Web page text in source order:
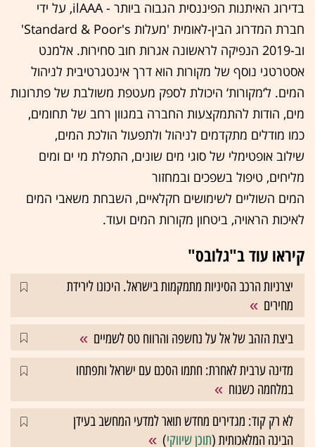
בדירוג האיתנות הפיננסית הגבוה ביותר - ilAAA, על ידי
חברת המדרוג הבין-לאומית 'מעלות Standard & Poor's'
וב-2019 הנפיקה לראשונה אגרות חוב סחירות. אלמנט
אסטרטגי נוסף של מקורות הוא דרך אינטגרטיבית לניהול
המים. ל‘מקורות‘ היכולת לספק מעטפת משולבת של פתרונות
מים, הודות להתמקצעות החברה במגוון רחב של תחומים,
כמו מודלים מתקדמים לניהול ולתפעול הולכת המים,
שילוב אופטימלי של סוגי מים שונים, התפלת מי ים ומים
מליחים, טיפול בשפכים ובמחזור
המים השוליים לשימושים חקלאיים, השבחת משאבי המים
לאיכות הראויה, ביטחון מקורות המים ועוד.
קיראו עוד ב"גלובס"
יצרניות הרכב הסיניות מתמקמות בישראל. היכונו לירידת
מחירים
ביצת הזהב של אל על נחשפה והרווח טס לשמיים
מדינה ערבית לאחרת: חתמו הסכם עם ישראל ותפתחו
במלחמה כשנוח
לא רק קוד: מגדירים מחדש תואר למדעי המחשב בעידן
הבינה המלאכותית (תוכן שיווקי)